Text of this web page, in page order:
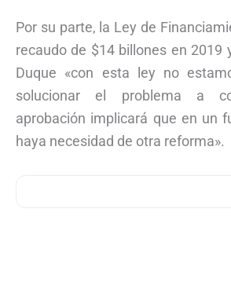
Por su parte, la Ley de
recaudo de $14 billones en 2019
Duque «con esta ley no
solucionar el problema a
aprobación implicará que en un
haya necesidad de otra reforma».